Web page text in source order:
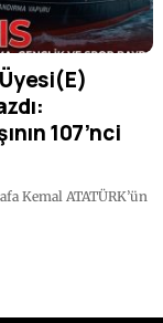
107’nci
Kemal ATATÜRK’ün